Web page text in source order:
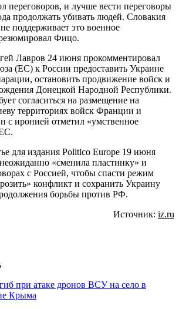
переговоров, и лучше вести переговоры
продолжать убивать людей. Словакия
поддерживает это военное
Фицо.
Лавров 24 июня прокомментировал
(ЕС) к России предоставить Украине
остановить продвижение войск и
Донецкой Народной Республики.
согласиться на размещение на
территориях войск Франции и
с иронией отметил «умственное
для издания Politico Europe 19 июня
«сменила пластинку» и
с Россией, чтобы спасти режим
конфликт и сохранить Украину
борьбы против РФ.
Источник: iz.ru
при атаке дронов ВСУ на село в
Крыма